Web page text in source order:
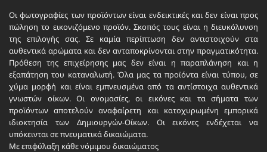
Οι φωτογραφίες των προϊόντων είναι ενδεικτικές και δεν είναι προς
πώληση το εικονιζόμενο προϊόν. Σκοπός τους είναι η διευκόλυνση
της επιλογής σας. Σε καμία περίπτωση δεν αντιστοιχούν στα
αυθεντικά αρώματα και δεν ανταποκρίνονται στην πραγματικότητα.
Πρόθεση της επιχείρησης μας δεν είναι η παραπλάνηση και η
εξαπάτηση του καταναλωτή. Όλα μας τα προϊόντα είναι τύπου, σε
χύμα μορφή και είναι εμπνευσμένα από τα αντίστοιχα αυθεντικά
γνωστών οίκων. Οι ονομασίες, οι εικόνες και τα σήματα των
προϊόντων αποτελούν αναφαίρετη και κατοχυρωμένη εμπορικά
ιδιοκτησία των Δημιουργών-Οίκων. Οι εικόνες ενδέχεται να
υπόκεινται σε πνευματικά δικαιώματα.
Με επιφύλαξη κάθε νόμιμου δικαιώματος